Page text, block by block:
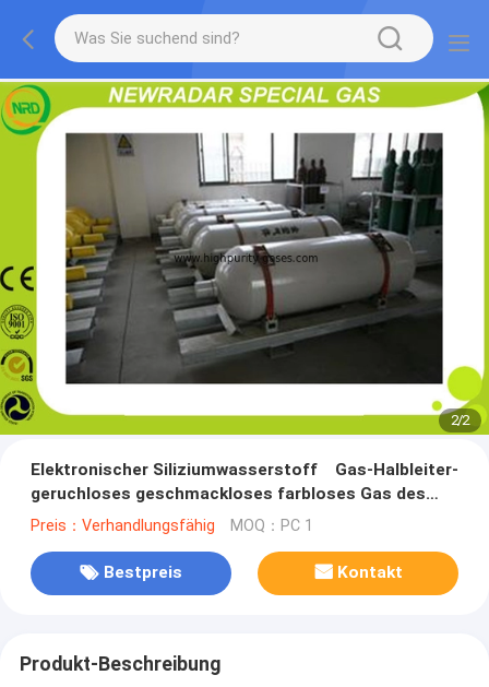
2/2
Elektronischer Siliziumwasserstoff Gas-Halbleiter-
geruchloses geschmackloses farbloses Gas des
Grad-SiH4
Preis：Verhandlungsfähig MOQ：PC 1
Bestpreis Kontakt
Produkt-Beschreibung